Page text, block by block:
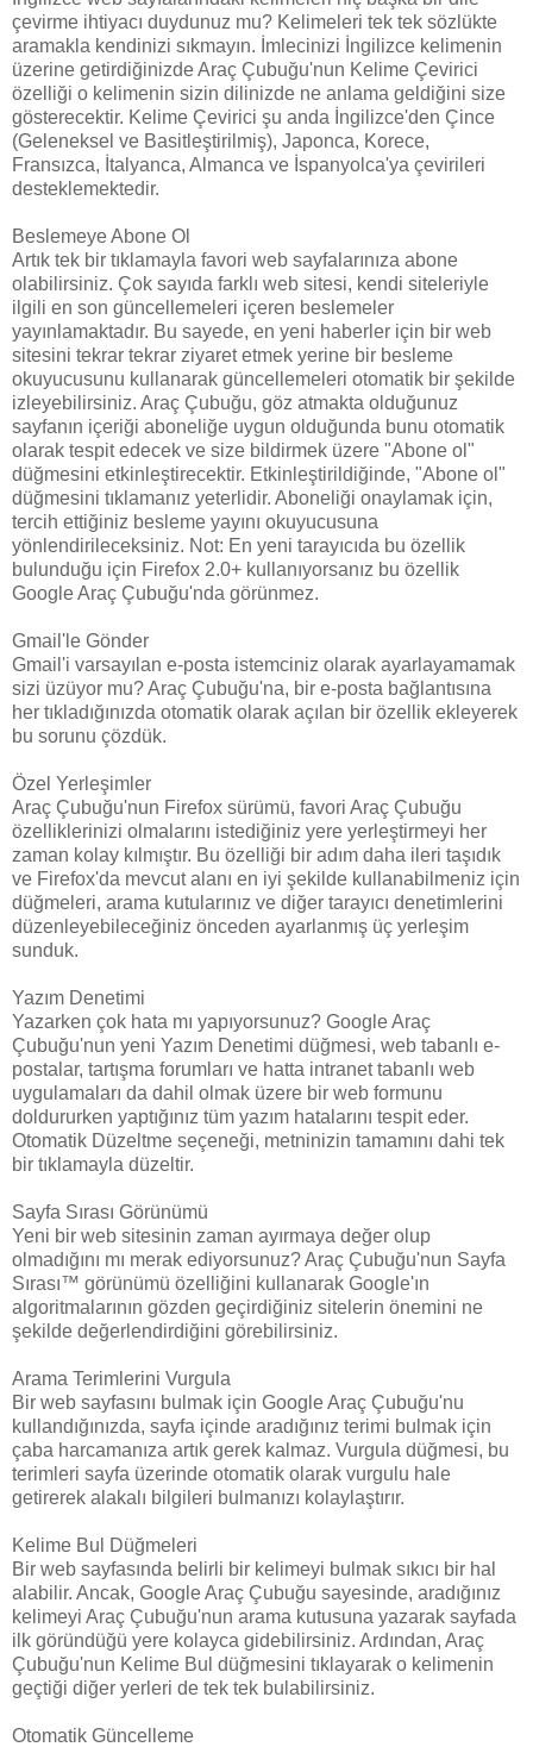
çevirme ihtiyacı duydunuz mu? Kelimeleri tek tek sözlükte
aramakla kendinizi sıkmayın. İmlecinizi İngilizce kelimenin
üzerine getirdiğinizde Araç Çubuğu'nun Kelime Çevirici
özelliği o kelimenin sizin dilinizde ne anlama geldiğini size
gösterecektir. Kelime Çevirici şu anda İngilizce'den Çince
(Geleneksel ve Basitleştirilmiş), Japonca, Korece,
Fransızca, İtalyanca, Almanca ve İspanyolca'ya çevirileri
desteklemektedir.
Beslemeye Abone Ol
Artık tek bir tıklamayla favori web sayfalarınıza abone
olabilirsiniz. Çok sayıda farklı web sitesi, kendi siteleriyle
ilgili en son güncellemeleri içeren beslemeler
yayınlamaktadır. Bu sayede, en yeni haberler için bir web
sitesini tekrar tekrar ziyaret etmek yerine bir besleme
okuyucusunu kullanarak güncellemeleri otomatik bir şekilde
izleyebilirsiniz. Araç Çubuğu, göz atmakta olduğunuz
sayfanın içeriği aboneliğe uygun olduğunda bunu otomatik
olarak tespit edecek ve size bildirmek üzere "Abone ol"
düğmesini etkinleştirecektir. Etkinleştirildiğinde, "Abone ol"
düğmesini tıklamanız yeterlidir. Aboneliği onaylamak için,
tercih ettiğiniz besleme yayını okuyucusuna
yönlendirileceksiniz. Not: En yeni tarayıcıda bu özellik
bulunduğu için Firefox 2.0+ kullanıyorsanız bu özellik
Google Araç Çubuğu'nda görünmez.
Gmail'le Gönder
Gmail'i varsayılan e-posta istemciniz olarak ayarlayamamak
sizi üzüyor mu? Araç Çubuğu'na, bir e-posta bağlantısına
her tıkladığınızda otomatik olarak açılan bir özellik ekleyerek
bu sorunu çözdük.
Özel Yerleşimler
Araç Çubuğu'nun Firefox sürümü, favori Araç Çubuğu
özelliklerinizi olmalarını istediğiniz yere yerleştirmeyi her
zaman kolay kılmıştır. Bu özelliği bir adım daha ileri taşıdık
ve Firefox'da mevcut alanı en iyi şekilde kullanabilmeniz için
düğmeleri, arama kutularınız ve diğer tarayıcı denetimlerini
düzenleyebileceğiniz önceden ayarlanmış üç yerleşim
sunduk.
Yazım Denetimi
Yazarken çok hata mı yapıyorsunuz? Google Araç
Çubuğu'nun yeni Yazım Denetimi düğmesi, web tabanlı e-
postalar, tartışma forumları ve hatta intranet tabanlı web
uygulamaları da dahil olmak üzere bir web formunu
doldururken yaptığınız tüm yazım hatalarını tespit eder.
Otomatik Düzeltme seçeneği, metninizin tamamını dahi tek
bir tıklamayla düzeltir.
Sayfa Sırası Görünümü
Yeni bir web sitesinin zaman ayırmaya değer olup
olmadığını mı merak ediyorsunuz? Araç Çubuğu'nun Sayfa
Sırası™ görünümü özelliğini kullanarak Google'ın
algoritmalarının gözden geçirdiğiniz sitelerin önemini ne
şekilde değerlendirdiğini görebilirsiniz.
Arama Terimlerini Vurgula
Bir web sayfasını bulmak için Google Araç Çubuğu'nu
kullandığınızda, sayfa içinde aradığınız terimi bulmak için
çaba harcamanıza artık gerek kalmaz. Vurgula düğmesi, bu
terimleri sayfa üzerinde otomatik olarak vurgulu hale
getirerek alakalı bilgileri bulmanızı kolaylaştırır.
Kelime Bul Düğmeleri
Bir web sayfasında belirli bir kelimeyi bulmak sıkıcı bir hal
alabilir. Ancak, Google Araç Çubuğu sayesinde, aradığınız
kelimeyi Araç Çubuğu'nun arama kutusuna yazarak sayfada
ilk göründüğü yere kolayca gidebilirsiniz. Ardından, Araç
Çubuğu'nun Kelime Bul düğmesini tıklayarak o kelimenin
geçtiği diğer yerleri de tek tek bulabilirsiniz.
Otomatik Güncelleme